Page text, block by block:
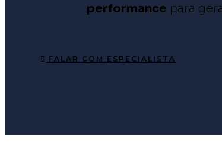
performance para
FALAR COM ESPECIALISTA